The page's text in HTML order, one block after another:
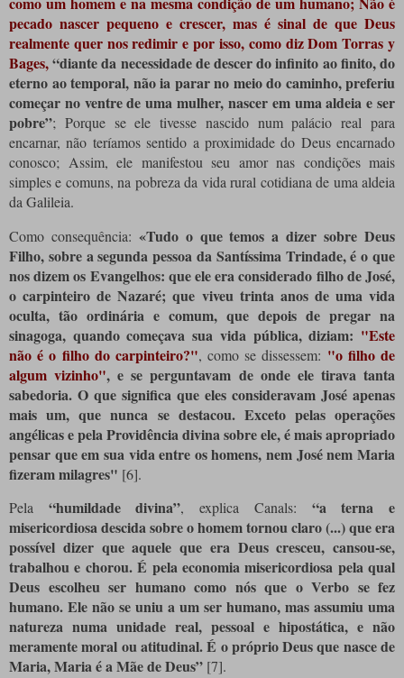
pecado nascer pequeno e crescer, mas é sinal de que Deus
realmente quer nos redimir e por isso, como diz Dom Torras y
Bages,“diante da necessidade de descer do infinito ao finito, do
eterno ao temporal, não ia parar no meio do caminho, preferiu
começar no ventre de uma mulher, nascer em uma aldeia e ser
pobre”; Porque se ele tivesse nascido num palácio real para
encarnar, não teríamos sentido a proximidade do Deus encarnado
conosco; Assim, ele manifestou seu amor nas condições mais
simples e comuns, na pobreza da vida rural cotidiana de uma aldeia
da Galileia.
Como consequência: «Tudo o que temos a dizer sobre Deus
Filho, sobre a segunda pessoa da Santíssima Trindade, é o que
nos dizem os Evangelhos: que ele era considerado filho de José,
o carpinteiro de Nazaré; que viveu trinta anos de uma vida
oculta, tão ordinária e comum, que depois de pregar na
sinagoga, quando começava sua vida pública, diziam: "Este
não é o filho do carpinteiro?", como se dissessem: "o filho de
algum vizinho", e se perguntavam de onde ele tirava tanta
sabedoria. O que significa que eles consideravam José apenas
mais um, que nunca se destacou. Exceto pelas operações
angélicas e pela Providência divina sobre ele, é mais apropriado
pensar que em sua vida entre os homens, nem José nem Maria
fizeram milagres" [6].
Pela “humildade divina”, explica Canals: “a terna e
misericordiosa descida sobre o homem tornou claro (...) que era
possível dizer que aquele que era Deus cresceu, cansou-se,
trabalhou e chorou. É pela economia misericordiosa pela qual
Deus escolheu ser humano como nós que o Verbo se fez
humano. Ele não se uniu a um ser humano, mas assumiu uma
natureza numa unidade real, pessoal e hipostática, e não
meramente moral ou atitudinal. É o próprio Deus que nasce de
Maria, Maria é a Mãe de Deus” [7].